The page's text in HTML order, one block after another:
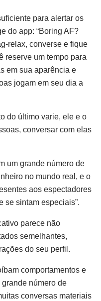
para alertar os
do app: “Boring AF?
relax, converse e fique
reserve um tempo para
em sua aparência e
jogam em seu dia a
do último varie, ele e o
conversar com elas
um grande número de
no mundo real, e o
aos espectadores
se sintam especiais”.
parece não
semelhantes,
do seu perfil.
comportamentos e
número de
conversas materiais